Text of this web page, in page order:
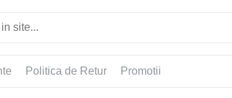
Politica de Retur Promotii